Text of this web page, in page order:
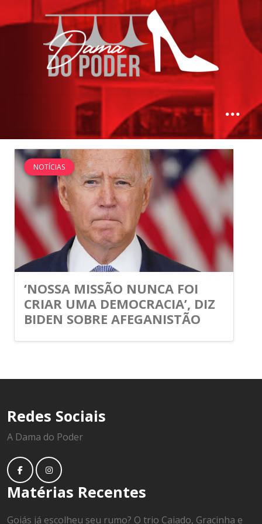
NOTÍCIAS
‘NOSSA MISSÃO NUNCA FOI
CRIAR UMA DEMOCRACIA’, DIZ
BIDEN SOBRE AFEGANISTÃO
Redes Sociais
A Dama do Poder
Matérias Recentes
Goiás já escolheu seu rumo? O trio Caiado, Gracinha e